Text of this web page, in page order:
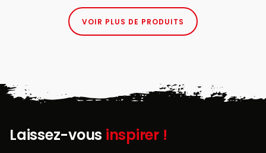
VOIR PLUS DE PRODUITS
Laissez-vous inspirer !